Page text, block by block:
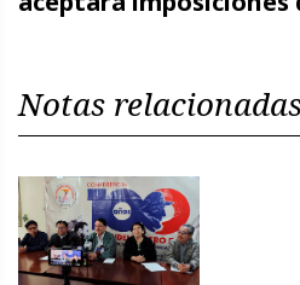
Notas